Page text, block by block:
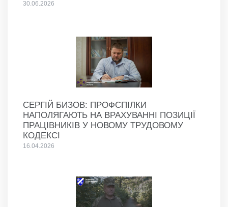
30.06.2026
СЕРГІЙ БИЗОВ: ПРОФСПІЛКИ
НАПОЛЯГАЮТЬ НА ВРАХУВАННІ ПОЗИЦІЇ
ПРАЦІВНИКІВ У НОВОМУ ТРУДОВОМУ
КОДЕКСІ
16.04.2026